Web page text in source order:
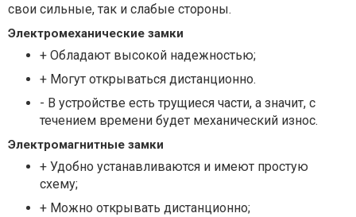
свои сильные, так и слабые стороны.
Электромеханические замки
+ Обладают высокой надежностью;
+ Могут открываться дистанционно.
- В устройстве есть трущиеся части, а значит, с
течением времени будет механический износ.
Электромагнитные замки
+ Удобно устанавливаются и имеют простую
схему;
+ Можно открывать дистанционно;